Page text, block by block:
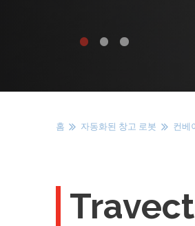
홈 자동화된 창고 로봇 컨베
Travect